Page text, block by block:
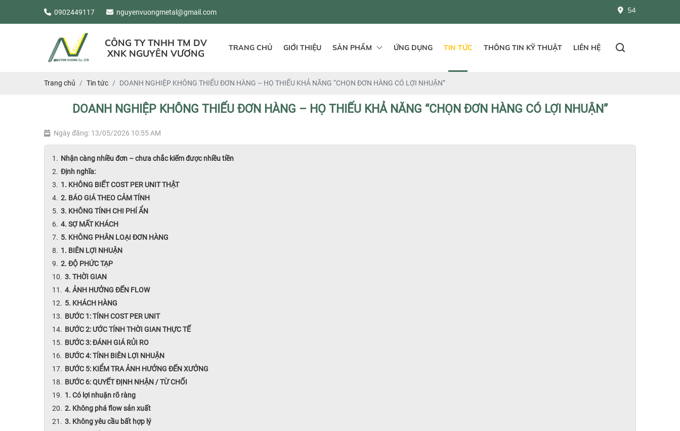
0902449117 nguyenvuongmetal@gmail.com 546 - 548 QL1A, Bình
CÔNG TY TNHH TM DV
XNK NGUYÊN VƯƠNG
TRANG CHỦ GIỚI THIỆU SẢN PHẨM ỨNG DỤNG TIN TỨC THÔNG TIN KỸ THUẬT LIÊN HỆ
Trang chủ Tin tức DOANH NGHIỆP KHÔNG THIẾU ĐƠN HÀNG – HỌ THIẾU KHẢ NĂNG “CHỌN ĐƠN HÀNG CÓ LỢI NHUẬN”
DOANH NGHIỆP KHÔNG THIẾU ĐƠN HÀNG – HỌ THIẾU KHẢ NĂNG “CHỌN ĐƠN HÀNG CÓ LỢI NHUẬN”
Ngày đăng: 13/05/2026 10:55 AM
Nhận càng nhiều đơn – chưa chắc kiếm được nhiều tiền
Định nghĩa:
1. KHÔNG BIẾT COST PER UNIT THẬT
2. BÁO GIÁ THEO CẢM TÍNH
3. KHÔNG TÍNH CHI PHÍ ẨN
4. SỢ MẤT KHÁCH
5. KHÔNG PHÂN LOẠI ĐƠN HÀNG
1. BIÊN LỢI NHUẬN
2. ĐỘ PHỨC TẠP
3. THỜI GIAN
4. ẢNH HƯỞNG ĐẾN FLOW
5. KHÁCH HÀNG
BƯỚC 1: TÍNH COST PER UNIT
BƯỚC 2: ƯỚC TÍNH THỜI GIAN THỰC TẾ
BƯỚC 3: ĐÁNH GIÁ RỦI RO
BƯỚC 4: TÍNH BIÊN LỢI NHUẬN
BƯỚC 5: KIỂM TRA ẢNH HƯỞNG ĐẾN XƯỞNG
BƯỚC 6: QUYẾT ĐỊNH NHẬN / TỪ CHỐI
1. Có lợi nhuận rõ ràng
2. Không phá flow sản xuất
3. Không yêu cầu bất hợp lý